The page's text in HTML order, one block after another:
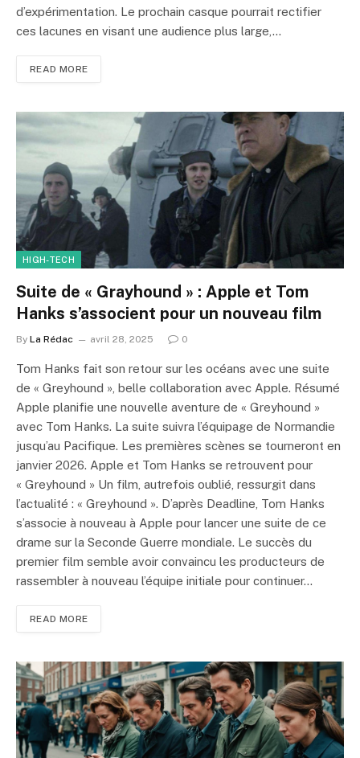
d’expérimentation. Le prochain casque pourrait rectifier
ces lacunes en visant une audience plus large,…
READ MORE
HIGH-TECH
Suite de « Grayhound » : Apple et Tom
Hanks s’associent pour un nouveau film
By La Rédac avril 28, 2025 0
Tom Hanks fait son retour sur les océans avec une suite
de « Greyhound », belle collaboration avec Apple. Résumé
Apple planifie une nouvelle aventure de « Greyhound »
avec Tom Hanks. La suite suivra l’équipage de Normandie
jusqu’au Pacifique. Les premières scènes se tourneront en
janvier 2026. Apple et Tom Hanks se retrouvent pour
« Greyhound » Un film, autrefois oublié, ressurgit dans
l’actualité : « Greyhound ». D’après Deadline, Tom Hanks
s’associe à nouveau à Apple pour lancer une suite de ce
drame sur la Seconde Guerre mondiale. Le succès du
premier film semble avoir convaincu les producteurs de
rassembler à nouveau l’équipe initiale pour continuer…
READ MORE